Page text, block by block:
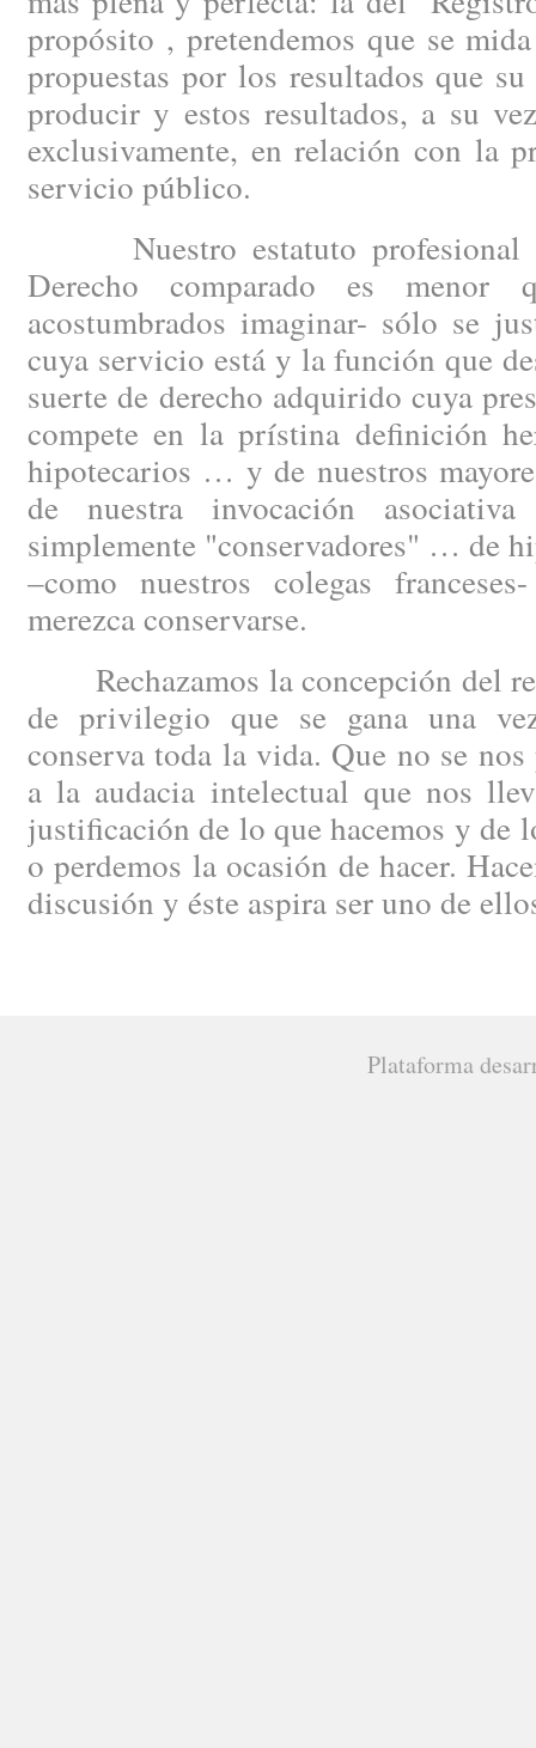
propósito , pretendemos que se
propuestas por los resultados que
producir y estos resultados, a su
exclusivamente, en relación con la
servicio público.
Nuestro estatuto profesional
Derecho comparado es menor
acostumbrados imaginar- sólo se
cuya servicio está y la función que
suerte de derecho adquirido cuya
compete en la prístina definición
hipotecarios … y de nuestros
de nuestra invocación
simplemente "conservadores" … de
–como nuestros colegas
merezca conservarse.
Rechazamos la concepción del
de privilegio que se gana una
conserva toda la vida. Que no se
a la audacia intelectual que nos
justificación de lo que hacemos y de
o perdemos la ocasión de hacer.
discusión y éste aspira ser uno de
Plataforma